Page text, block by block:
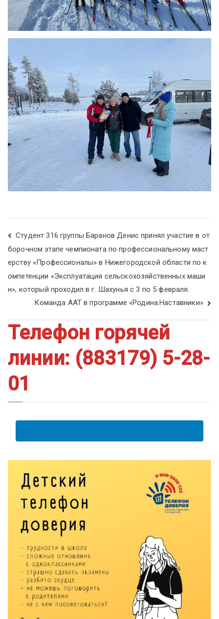
Студент 316 группы Баранов Денис принял участие в от
борочном этапе чемпионата по профессиональному маст
ерству «Профессионалы» в Нижегородской области по к
омпетенции «Эксплуатация сельскохозяйственных маши
н», который проходил в г. Шахунья с 3 по 5 февраля.
Команда ААТ в программе «Родина.Наставники»
Телефон горячей
линии: (883179) 5-28-
01